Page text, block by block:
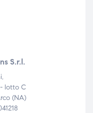
S.r.l.
lotto C
(NA)